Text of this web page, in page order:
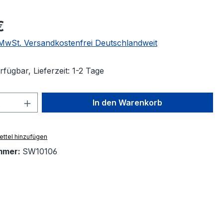
Versandkostenfrei Deutschlandweit
Lieferzeit: 1-2 Tage
Anzahl: Gib den gewünschten Wert
In den Warenkorb
hinzufügen
SW10106